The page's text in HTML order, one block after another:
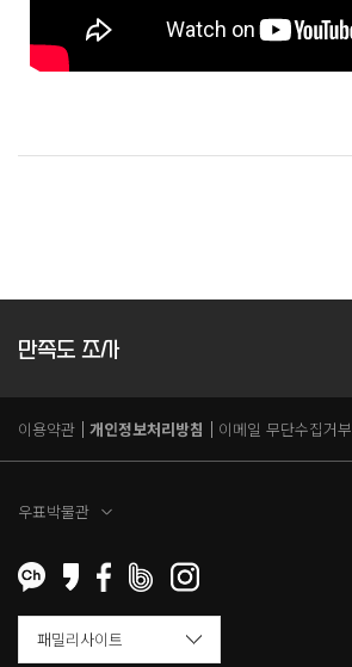
만족도 조사
이용약관 개인정보처리방침 이메일 무단수집거부
우표박물관